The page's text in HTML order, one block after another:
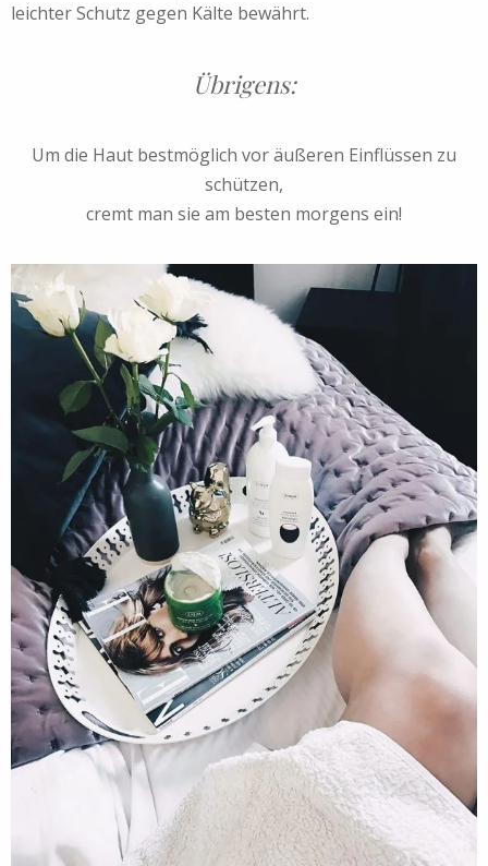
leichter Schutz gegen Kälte bewährt.
Übrigens:
Um die Haut bestmöglich vor äußeren Einflüssen zu
schützen,
cremt man sie am besten morgens ein!